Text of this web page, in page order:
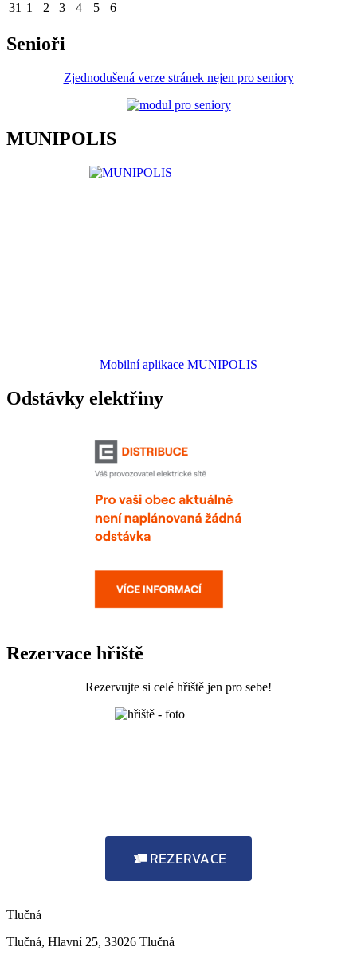
31 1 2 3 4 5 6
Senioři
Zjednodušená verze stránek nejen pro seniory
MUNIPOLIS
Mobilní aplikace MUNIPOLIS
Odstávky elektřiny
Rezervace hřiště
Rezervujte si celé hřiště jen pro sebe!
REZERVACE
Tlučná
Tlučná, Hlavní 25, 33026 Tlučná